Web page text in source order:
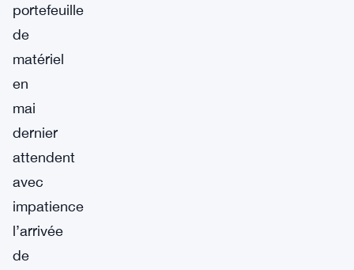
portefeuille
de
matériel
en
mai
dernier
attendent
avec
impatience
l’arrivée
de